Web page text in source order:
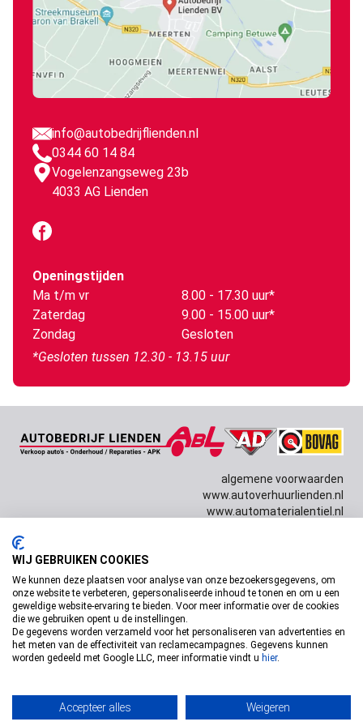
info@autobedrijflienden.nl
0344 60 14 84
Vogelenzangseweg 23b
4033 AG Lienden
Openingstijden
Ma t/m vr
8.00 - 17.30 uur*
Zaterdag
9.00 - 15.00 uur*
Zondag
Gesloten
*Gesloten tussen 12.30 - 13.15 uur
algemene voorwaarden
www.autoverhuurlienden.nl
www.automaterialentiel.nl
Copyright © 2026 Autobedrijf Lienden Design door
WIJ GEBRUIKEN COOKIES
We kunnen deze plaatsen voor analyse van onze bezoekersgegevens, om
onze website te verbeteren, gepersonaliseerde inhoud te tonen en om u een
geweldige website-ervaring te bieden. Voor meer informatie over de cookies
die we gebruiken opent u de instellingen.
De gegevens worden verzameld voor het personaliseren van advertenties en
het meten van de effectiviteit van reclamecampagnes. Gegevens kunnen
worden gedeeld met Google LLC, meer informatie vindt u hier.
Accepteer alles Weigeren